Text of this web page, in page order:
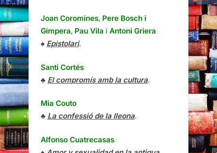
Joan Coromines, Pere Bosch i
Gimpera, Pau Vila i Antoni Griera
♠ Epistolari.
Santi Cortés
♣ El compromís amb la cultura.
Mia Couto
♣ La confessió de la lleona.
Alfonso Cuatrecasas